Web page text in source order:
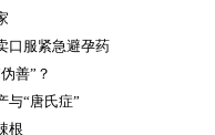
口服紧急避孕药
善”？
与“唐氏症”
根